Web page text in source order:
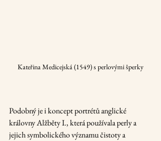
Kateřina Medicejská (1549) s perlovými šperky
Podobný je i koncept portrétů anglické
královny Alžběty I., která používala perly a
jejich symbolického významu čistoty a